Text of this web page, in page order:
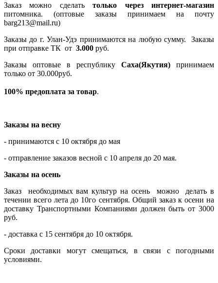
Заказ можно сделатьтолько через интернет-магазин
питомника. (оптовые заказы принимаем на почту
barg213@mail.ru)
Заказы до г. Улан-Удэ принимаютсяна любую сумму.
Заказы
при отправке ТК от 3.000 руб.
Заказы оптовые в республику Саха(Якутия) принимаем
только от 30.000руб.
100% предоплата за товар.
Заказы на весну
- принимаются с 10 октября до мая
- отправление заказов весной с 10 апреля до 20 мая.
Заказы на осень
Заказ необходимых вам культур на осень можно делать в
течении всего лета до 10го сентября. Общий заказ к осени на
доставку Транспортными Компаниями должен быть от 3000
руб.
- доставка с 15 сентября до 10 октября.
​Сроки доставки могут смещаться, в связи с погодными
условиями.